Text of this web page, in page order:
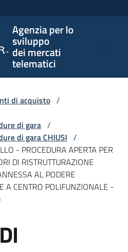
Agenzia per lo
sviluppo
dei mercati
telematici
di acquisto /
di gara /
di gara CHIUSI /
- PROCEDURA APERTA PER
DI RISTRUTTURAZIONE
AL PODERE
A CENTRO POLIFUNZIONALE -